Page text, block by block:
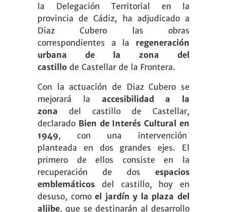
la Delegación Territorial en la
provincia de Cádiz, ha adjudicado a
Diaz Cubero las obras
correspondientes a la regeneración
urbana de la zona del
castillo de Castellar de la Frontera.
Con la actuación de Diaz Cubero se
mejorará la accesibilidad a la
zona del castillo de Castellar,
declarado Bien de Interés Cultural en
1949, con una intervención
planteada en dos grandes ejes. El
primero de ellos consiste en la
recuperación de dos espacios
emblemáticos del castillo, hoy en
desuso, comoel jardín y la plaza del
aljibe, que se destinarán al desarrollo